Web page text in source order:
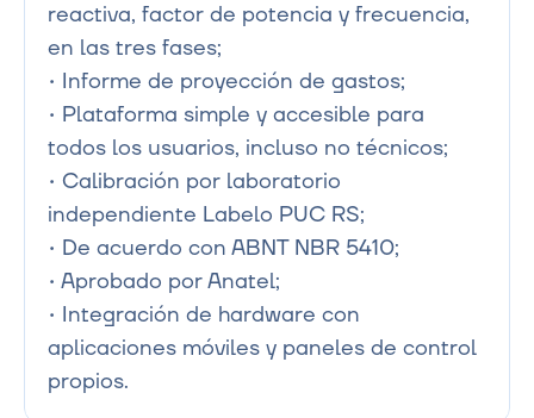
reactiva, factor de potencia y frecuencia,
en las tres fases;
• Informe de proyección de gastos;
• Plataforma simple y accesible para
todos los usuarios, incluso no técnicos;
• Calibración por laboratorio
independiente Labelo PUC RS;
• De acuerdo con ABNT NBR 5410;
• Aprobado por Anatel;
• Integración de hardware con
aplicaciones móviles y paneles de control
propios.